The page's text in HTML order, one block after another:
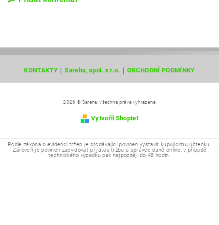
KONTAKTY Sareha, spol. s r.o. OBCHODNÍ PODMÍNKY
2026 © Sareha, všechna práva vyhrazena
Vytvořil Shoptet
Podle zákona o evidenci tržeb je prodávající povinen vystavit kupujícímu účtenku.
Zároveň je povinen zaevidovat přijatou tržbu u správce daně online; v případě
technického výpadku pak nejpozději do 48 hodin.